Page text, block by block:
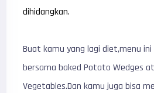
dihidangkan.
Buat kamu yang lagi diet,menu
bersama baked Potato Wedges
Vegetables.Dan kamu juga bisa